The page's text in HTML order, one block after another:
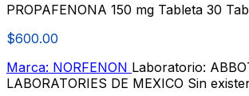
PROPAFENONA 150 mg Tableta 30
$600.00
Marca: NORFENON Laboratorio:
LABORATORIES DE MEXICO Sin